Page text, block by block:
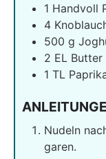
1 Handvoll
4
500 g
2 EL Butter
1 TL
Nudeln
garen.